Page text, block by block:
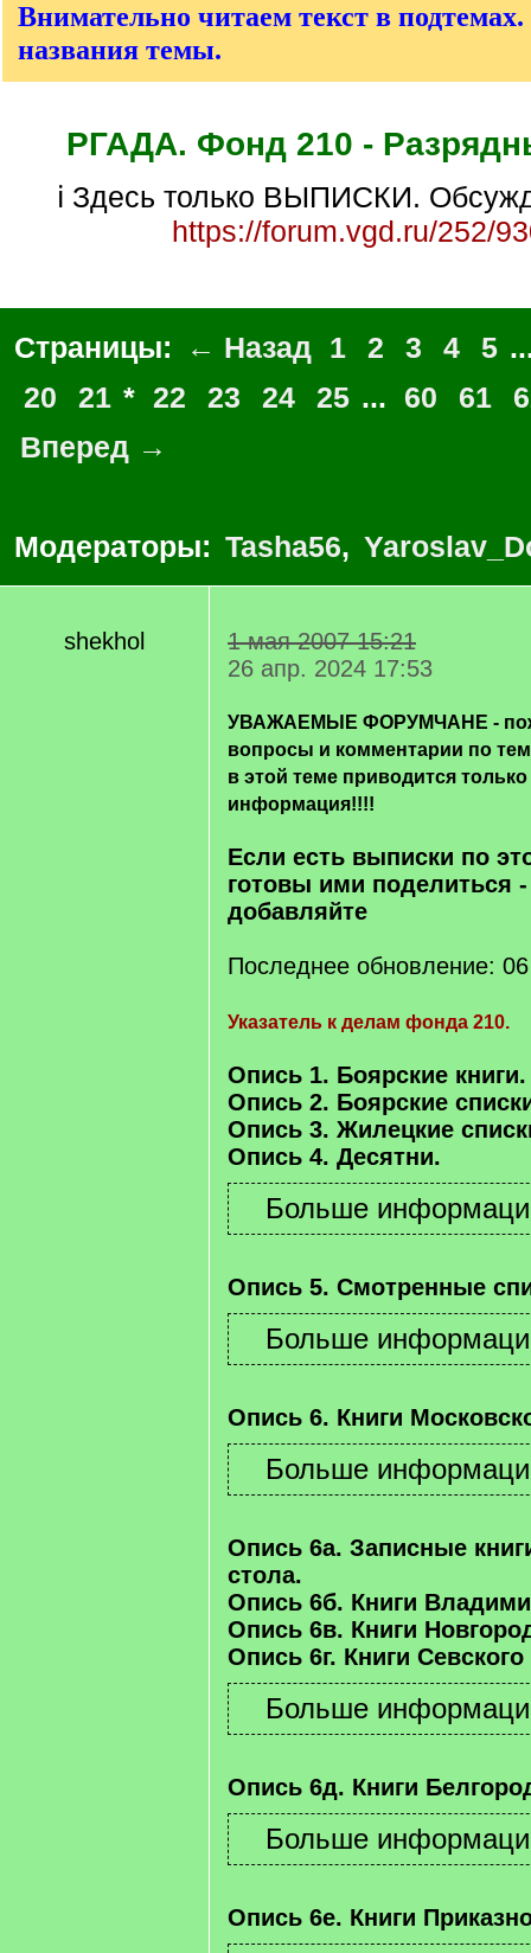
Внимательно читаем текст в
названия темы.
РГАДА. Фонд 210 -
ℹ Здесь только ВЫПИСКИ.
https://forum.vgd.ru/252/
Страницы: ← Назад 1 2 3 4 5
20
21 * 22 23 24 25 ... 60 61
Вперед →
Модераторы: Tasha56,
shekhol
1 мая 2007 15:21
26 апр. 2024 17:53
УВАЖАЕМЫЕ ФОРУМЧАНЕ -
вопросы и комментарии по
в этой теме приводится
информация!!!!
Если есть выписки по
готовы ими поделиться
добавляйте
Последнее обновление:
Указатель к делам фонда 210.
Опись 1. Боярские книги.
Опись 2. Боярские
Опись 3. Жилецкие
Опись 4. Десятни.
Опись 5. Смотренные
Опись 6. Книги
Опись 6а. Записные
стола.
Опись 6б. Книги
Опись 6в. Книги
Опись 6г. Книги Севского
Опись 6д. Книги
Опись 6е. Книги